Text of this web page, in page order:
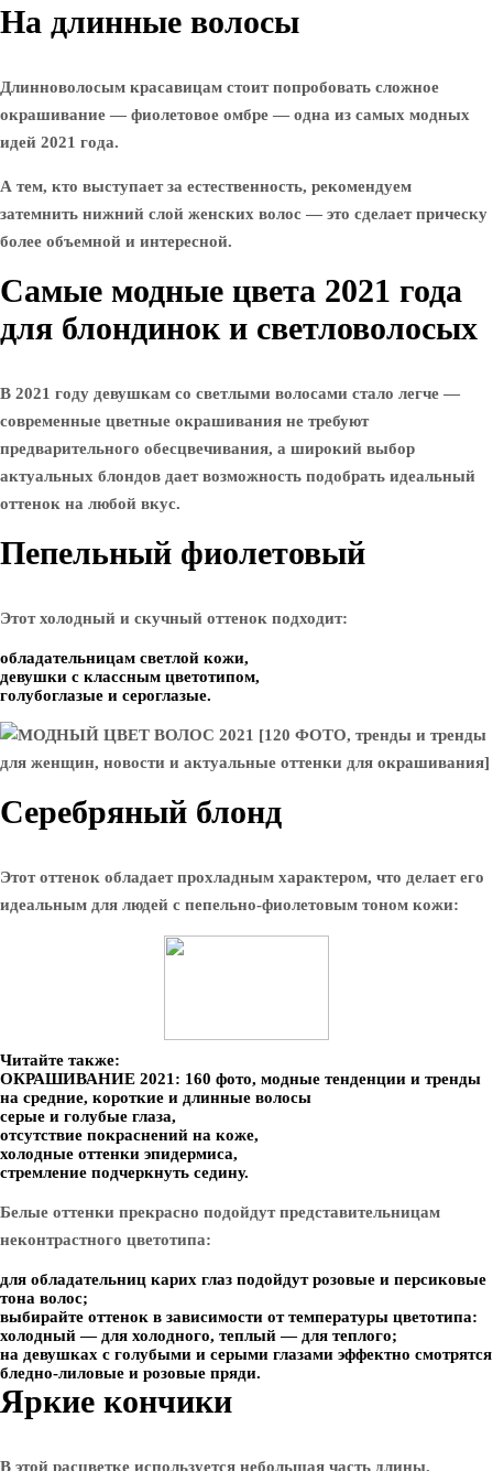
На длинные волосы
Длинноволосым красавицам стоит попробовать сложное
окрашивание — фиолетовое омбре — одна из самых модных
идей 2021 года.
А тем, кто выступает за естественность, рекомендуем
затемнить нижний слой женских волос — это сделает прическу
более объемной и интересной.
Самые модные цвета 2021 года
для блондинок и светловолосых
В 2021 году девушкам со светлыми волосами стало легче —
современные цветные окрашивания не требуют
предварительного обесцвечивания, а широкий выбор
актуальных блондов дает возможность подобрать идеальный
оттенок на любой вкус.
Пепельный фиолетовый
Этот холодный и скучный оттенок подходит:
обладательницам светлой кожи,
девушки с классным цветотипом,
голубоглазые и сероглазые.
Серебряный блонд
Этот оттенок обладает прохладным характером, что делает его
идеальным для людей с пепельно-фиолетовым тоном кожи:
Читайте также:
ОКРАШИВАНИЕ 2021: 160 фото, модные тенденции и тренды
на средние, короткие и длинные волосы
серые и голубые глаза,
отсутствие покраснений на коже,
холодные оттенки эпидермиса,
стремление подчеркнуть седину.
Белые оттенки прекрасно подойдут представительницам
неконтрастного цветотипа:
для обладательниц карих глаз подойдут розовые и персиковые
тона волос;
выбирайте оттенок в зависимости от температуры цветотипа:
холодный — для холодного, теплый — для теплого;
на девушках с голубыми и серыми глазами эффектно смотрятся
бледно-лиловые и розовые пряди.
Яркие кончики
В этой расцветке используется небольшая часть длины,